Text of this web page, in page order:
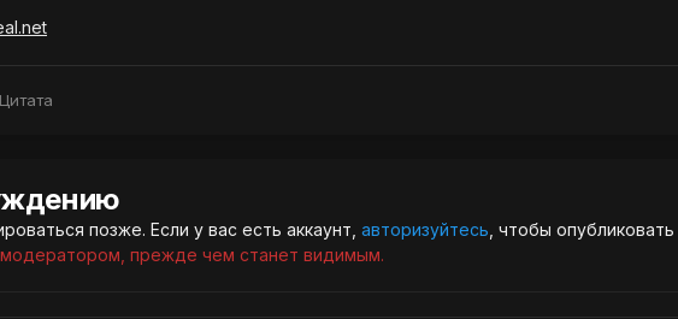
Цитата
позже. Если у вас есть аккаунт, авторизуйтесь , чтобы
прежде чем станет видимым.